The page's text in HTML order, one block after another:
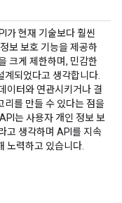
가 현재 기술보다 훨씬
보 보호 기능을 제공하
크게 제한하며, 민감한
계되었다고 생각합니다.
이터와 연관시키거나 결
리를 만들 수 있다는 점을
는 사용자 개인 정보 보
고 생각하며 API를 지속
노력하고 있습니다.